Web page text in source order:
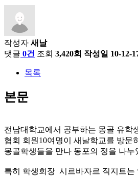
작성자 새날
댓글 0건 조회 3,420회 작성일 10-12-
목록
본문
전남대학교에서 공부하는 몽골 유학
협회 회원10여명이 새날학교를 방문
몽골학생들을 만나 동포의 정을 나누
특히 학생회장 시르바자르 직지트는